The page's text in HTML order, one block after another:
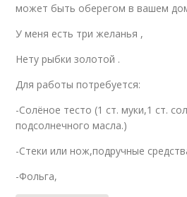
может быть оберегом в вашем
У меня есть три желанья ,
Нету рыбки золотой .
Для работы потребуется:
-Солёное тесто (1 ст. муки,1 ст.
подсолнечного масла.)
-Стеки или нож,подручные
-Фольга,